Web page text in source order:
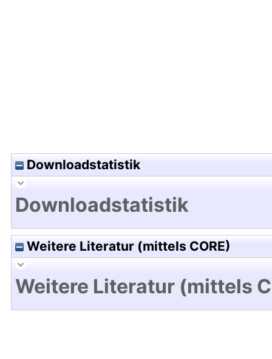
Downloadstatistik
Downloadstatistik
Weitere Literatur (mittels CORE)
Weitere Literatur (mittels